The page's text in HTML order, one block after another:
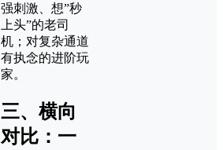
强刺激、想”秒
上头”的老司
机；对复杂通道
有执念的进阶玩
家。
三、横向
对比：一